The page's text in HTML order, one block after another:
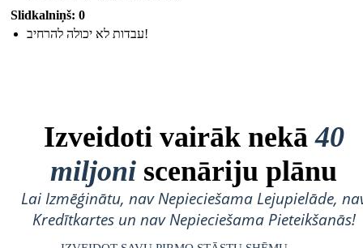
Slidkalniņš: 0
עבדות לא יכולה להרחיב!
Izveidoti vairāk nekā40
miljoni scenāriju plānu
Lai Izmēģinātu, nav Nepieciešama Lejupielāde,
Kredītkartes un nav Nepieciešama Pieteikšanās!